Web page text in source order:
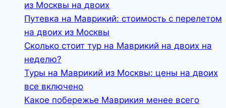
из Москвы на двоих
Путевка на Маврикий: стоимость с перелетом
на двоих из Москвы
Сколько стоит тур на Маврикий на двоих на
неделю?
Туры на Маврикий из Москвы: цены на двоих
все включено
Какое побережье Маврикия менее всего